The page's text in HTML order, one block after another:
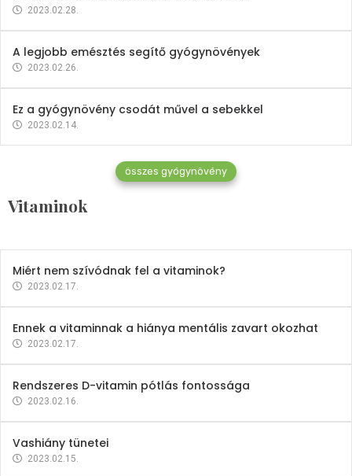
2023.02.28.
A legjobb emésztés segítő gyógynövények
2023.02.26.
Ez a gyógynövény csodát művel a sebekkel
2023.02.14.
összes gyógynövény
Vitaminok
Vitaminok
Mindent a B-12 vitaminról
2023.02.27.
Miért nem szívódnak fel a vitaminok?
2023.02.17.
Ennek a vitaminnak a hiánya mentális zavart okozhat
2023.02.17.
Rendszeres D-vitamin pótlás fontossága
2023.02.16.
Vashiány tünetei
2023.02.15.